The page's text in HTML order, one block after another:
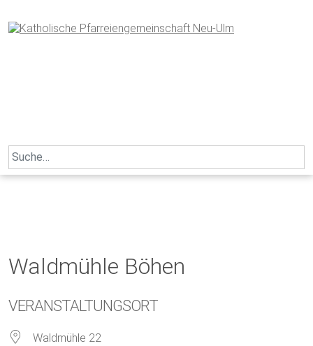
to
content
Search
for:
Waldmühle Böhen
VERANSTALTUNGSORT
Waldmühle 22